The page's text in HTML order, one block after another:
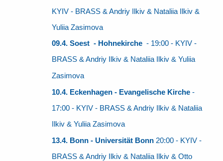
KYIV - BRASS & Andriy Ilkiv & Nataliia Ilkiv &
Yuliia Zasimova
09.4. Soest - Hohnekirche - 19:00 - KYIV -
BRASS & Andriy Ilkiv & Nataliia Ilkiv & Yuliia
Zasimova
10.4. Eckenhagen - Evangelische Kirche -
17:00 - KYIV - BRASS & Andriy Ilkiv & Nataliia
Ilkiv & Yuliia Zasimova
13.4. Bonn - Universität Bonn 20:00 - KYIV -
BRASS & Andriy Ilkiv & Nataliia Ilkiv & Otto